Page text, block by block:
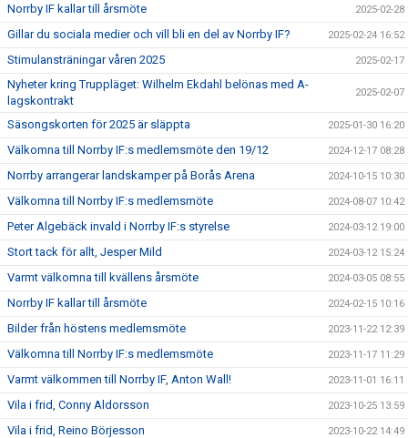
Norrby IF kallar till årsmöte 2025-02-28
Gillar du sociala medier och vill bli en del av Norrby IF? 2025-02-24 16:52
Stimulansträningar våren 2025 2025-02-17
Nyheter kring Truppläget: Wilhelm Ekdahl belönas med A-
lagskontrakt
2025-02-07
Säsongskorten för 2025 är släppta 2025-01-30 16:20
Välkomna till Norrby IF:s medlemsmöte den 19/12 2024-12-17 08:28
Norrby arrangerar landskamper på Borås Arena 2024-10-15 10:30
Välkomna till Norrby IF:s medlemsmöte 2024-08-07 10:42
Peter Algebäck invald i Norrby IF:s styrelse 2024-03-12 19:00
Stort tack för allt, Jesper Mild 2024-03-12 15:24
Varmt välkomna till kvällens årsmöte 2024-03-05 08:55
Norrby IF kallar till årsmöte 2024-02-15 10:16
Bilder från höstens medlemsmöte 2023-11-22 12:39
Välkomna till Norrby IF:s medlemsmöte 2023-11-17 11:29
Varmt välkommen till Norrby IF, Anton Wall! 2023-11-01 16:11
Vila i frid, Conny Aldorsson 2023-10-25 13:59
Vila i frid, Reino Börjesson 2023-10-22 14:49